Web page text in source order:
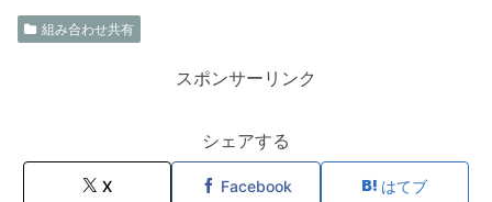
組み合わせ共有
スポンサーリンク
シェアする
X Facebook はてブ